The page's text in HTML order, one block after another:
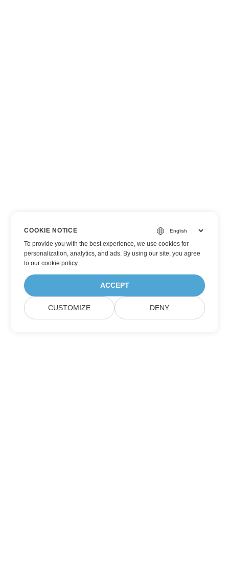
COOKIE NOTICE
To provide you with the best experience, we use cookies for
personalization, analytics, and ads. By using our site, you agree
toour cookie policy.
ACCEPT
CUSTOMIZE DENY